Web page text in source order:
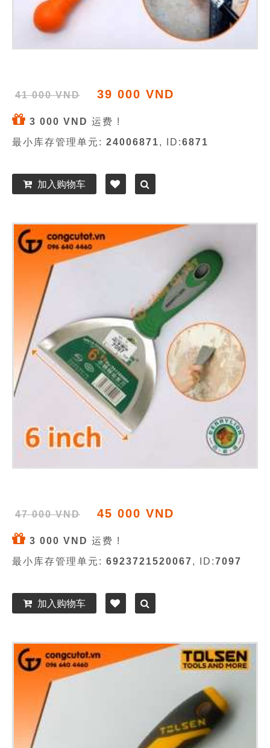
41 000 VND 39 000 VND
3 000 VND 运费 !
最小库存管理单元: 24006871, ID:6871
加入购物车
47 000 VND 45 000 VND
3 000 VND 运费 !
最小库存管理单元: 6923721520067, ID:7097
加入购物车